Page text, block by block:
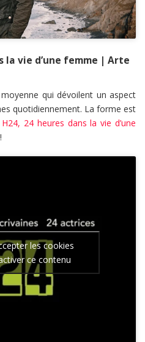
la vie d’une femme | Arte
qui dévoilent un aspect
quotidiennement. La forme est
H24, 24 heures dans la vie d’une
les cookies
ce contenu